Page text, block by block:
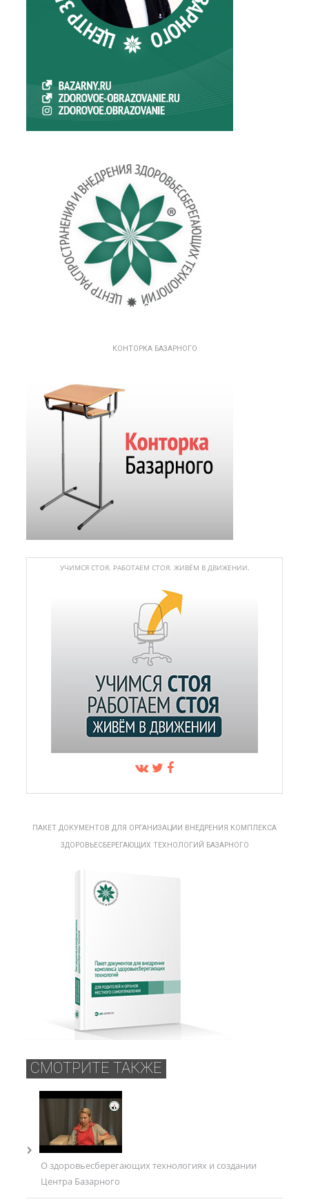
КОНТОРКА БАЗАРНОГО
УЧИМСЯ СТОЯ. РАБОТАЕМ СТОЯ. ЖИВЁМ В ДВИЖЕНИИ.
ПАКЕТ ДОКУМЕНТОВ ДЛЯ ОРГАНИЗАЦИИ ВНЕДРЕНИЯ КОМПЛЕКСА
ЗДОРОВЬЕСБЕРЕГАЮЩИХ ТЕХНОЛОГИЙ БАЗАРНОГО
СМОТРИТЕ ТАКЖЕ
О здоровьесберегающих технологиях и создании
Центра Базарного